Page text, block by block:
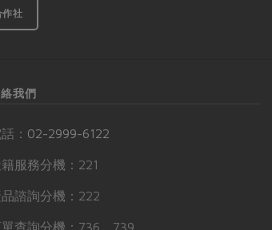
作社
我們
： 02-2999-6122
服務分機：221
品諮詢分機：222